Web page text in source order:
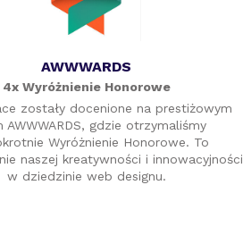
AWWWARDS
4x Wyróżnienie Honorowe
zostały docenione na prestiżowym
AWWWARDS, gdzie otrzymaliśmy
Wyróżnienie Honorowe. To
naszej kreatywności i innowacyjności
w dziedzinie web designu.